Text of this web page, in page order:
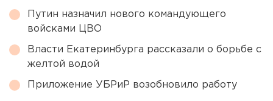
Путин назначил нового командующего
войсками ЦВО
Власти Екатеринбурга рассказали о борьбе с
желтой водой
Приложение УБРиР возобновило работу